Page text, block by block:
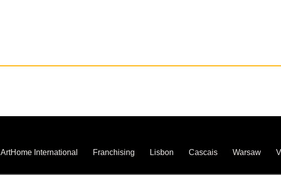
ArtHome International Franchising Lisbon Cascais Warsaw